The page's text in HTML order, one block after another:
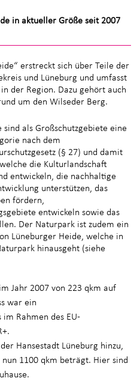
in aktueller Größe seit 2007
erstreckt sich über Teile der
und Lüneburg und umfasst
der Region. Dazu gehört auch
um den Wilseder Berg.
sind als Großschutzgebiete eine
nach dem
(§ 27) und damit
die Kulturlandschaft
entwickeln, die nachhaltige
unterstützen, das
fördern,
entwickeln sowie das
Der Naturpark ist zudem ein
Lüneburger Heide, welche in
hinausgeht (siehe
Jahr 2007 von 223 qkm auf
war ein
Rahmen des EU-
Hansestadt Lüneburg hinzu,
1100 qkm beträgt. Hier sind